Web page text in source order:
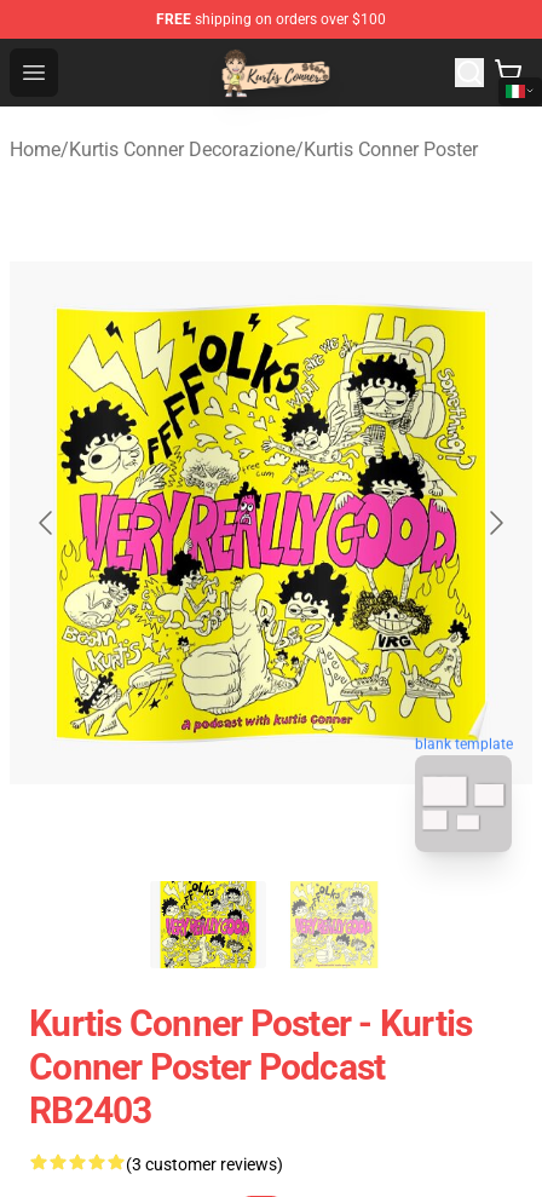
FREE shipping on orders over $100
Open menu
Kurtis Conner Store - Official Kurtis Conner Merchandise
Home/Kurtis Conner Decorazione/Kurtis Conner Poster
blank template
Kurtis Conner Poster - Kurtis
Conner Poster Podcast
RB2403
(3 customer reviews)